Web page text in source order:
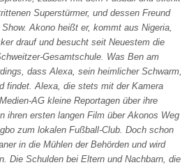
Superstürmer, und dessen Freund
Akono heißt er, kommt aus Nigeria,
drauf und besucht seit Neuestem die
Gesamtschule. Was Ben am
dass Alexa, sein heimlicher Schwarm,
findet. Alexa, die stets mit der Kamera
AG kleine Reportagen über ihre
ihren ersten langen Film über Akonos Weg
zum lokalen Fußball-Club. Doch schon
in die Mühlen der Behörden und wird
Die Schulden bei Eltern und Nachbarn, die